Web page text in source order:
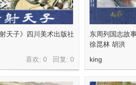
天子》四川美术出版社
喜欢: 0 回复: 0
东周列国志故
徐昆林 胡洪
king